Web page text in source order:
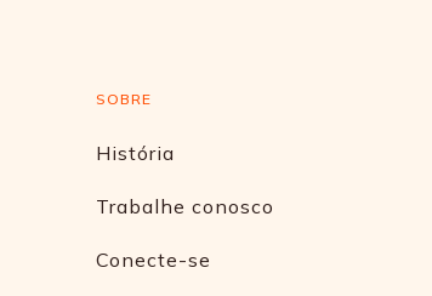
SOBRE
História
Trabalhe conosco
Conecte-se